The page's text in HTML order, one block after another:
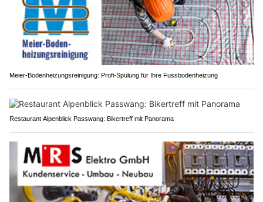
Meier-Bodenheizungsreinigung: Profi-Spülung für Ihre Fussbodenheizung
Restaurant Alpenblick Passwang: Bikertreff mit Panorama